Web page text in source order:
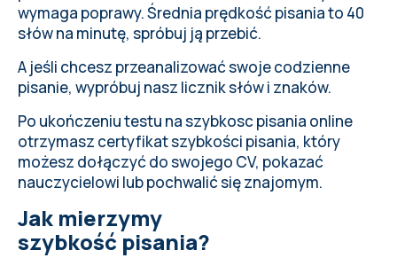
wymaga poprawy.Średnia prędkość pisaniato 40
słów na minutę, spróbuj ją przebić.
A jeśli chcesz przeanalizować swoje codzienne
pisanie, wypróbuj nasz licznik słów i znaków.
Po ukończeniu testu na szybkosc pisania online
otrzymasz certyfikat szybkości pisania, który
możesz dołączyć do swojego CV, pokazać
nauczycielowi lub pochwalić się znajomym.
Jak mierzymy
szybkość pisania?